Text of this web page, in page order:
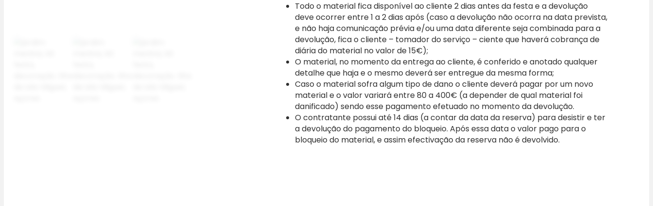
Todo o material fica disponível ao cliente 2 dias antes da festa e a devolução
deve ocorrer entre 1 a 2 dias após (caso a devolução não ocorra na data prevista,
e não haja comunicação prévia e/ou uma data diferente seja combinada para a
devolução, fica o cliente – tomador do serviço – ciente que haverá cobrança de
diária do material no valor de 15€);
O material, no momento da entrega ao cliente, é conferido e anotado qualquer
detalhe que haja e o mesmo deverá ser entregue da mesma forma;
Caso o material sofra algum tipo de dano o cliente deverá pagar por um novo
material e o valor variará entre 80 a 400€ (a depender de qual material foi
danificado) sendo esse pagamento efetuado no momento da devolução.
O contratante possui até 14 dias (a contar da data da reserva) para desistir e ter
a devolução do pagamento do bloqueio. Após essa data o valor pago para o
bloqueio do material, e assim efectivação da reserva não é devolvido.